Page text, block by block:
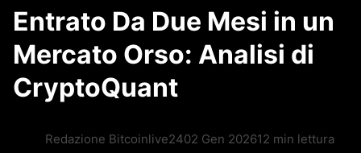
Entrato Da Due Mesi in un
Mercato Orso: Analisi di
CryptoQuant
Redazione Bitcoinlive2402 Gen 202612 min lettura